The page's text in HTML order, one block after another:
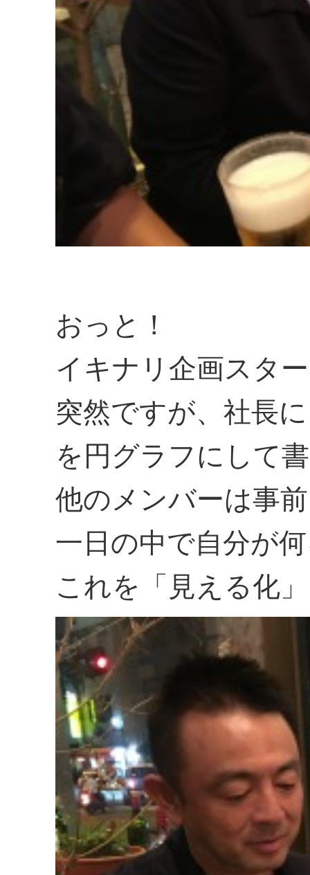
おっと！
イキナリ企画スタ
突然ですが、社長
を円グラフにして
他のメンバーは事
一日の中で自分が
これを「見える化